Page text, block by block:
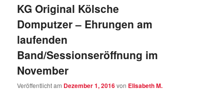
KG Original Kölsche
Domputzer – Ehrungen am
laufenden
Band/Sessionseröffnung im
November
Veröffentlicht am Dezember 1, 2016von Elisabeth M.